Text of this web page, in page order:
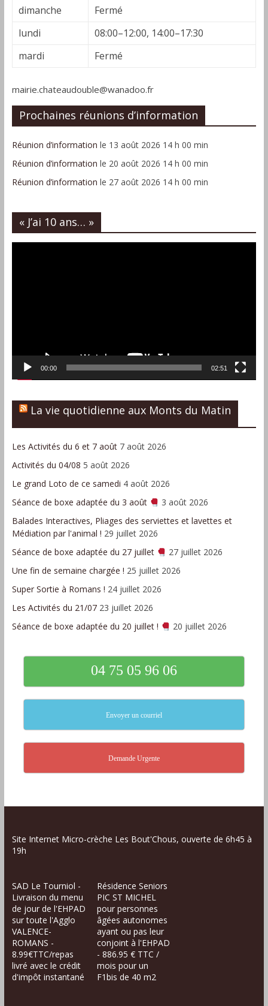
dimanche
Fermé
lundi
08:00–12:00, 14:00–17:30
mardi
Fermé
mairie.chateaudouble@wanadoo.fr
Prochaines réunions d’information
Réunion d’information le 13 août 2026 14 h 00 min
Réunion d’information le 20 août 2026 14 h 00 min
Réunion d’information le 27 août 2026 14 h 00 min
« J’ai 10 ans… »
00:00 02:51
La vie quotidienne aux Monts du Matin
Les Activités du 6 et 7 août 7 août 2026
Activités du 04/08 5 août 2026
Le grand Loto de ce samedi 4 août 2026
Séance de boxe adaptée du 3 août
3 août 2026
Balades Interactives, Pliages des serviettes et lavettes et
Médiation par l'animal ! 29 juillet 2026
Séance de boxe adaptée du 27 juillet
27 juillet 2026
Une fin de semaine chargée ! 25 juillet 2026
Super Sortie à Romans ! 24 juillet 2026
Les Activités du 21/07 23 juillet 2026
Séance de boxe adaptée du 20 juillet !
20 juillet 2026
04 75 05 96 06
Envoyer un courriel
Demande Urgente
Site Internet Micro-crèche Les Bout'Chous, ouverte de 6h45 à
19h
SAD Le Tourniol -
Livraison du menu
de jour de l'EHPAD
sur toute l'Agglo
VALENCE-
ROMANS -
8.99€TTC/repas
livré avec le crédit
d'impôt instantané
Résidence Seniors
PIC ST MICHEL
pour personnes
âgées autonomes
ayant ou pas leur
conjoint à l'EHPAD
- 886.95 € TTC /
mois pour un
F1bis de 40 m2